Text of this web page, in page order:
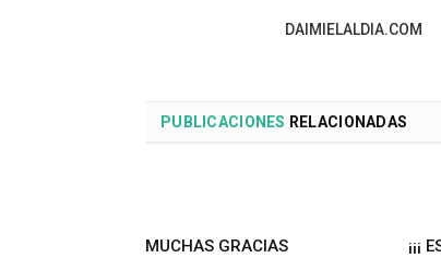
DAIMIELALDIA.COM
PUBLICACIONES RELACIONADAS
MUCHAS GRACIAS
¡¡¡